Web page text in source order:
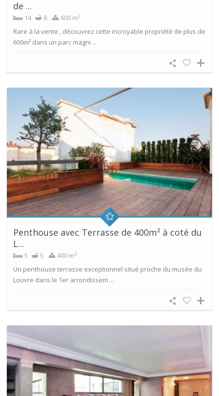
de ...
14 8 600 m2
Rare à la vente , découvrez cette incroyable propriété de plus de
600m² dans un parc magni ...
Penthouse avec Terrasse de 400m² à coté du
L...
5 5 400 m2
Un penthouse terrasse exceptionnel situé proche du musée du
Louvre dans le 1er arrondissem ...